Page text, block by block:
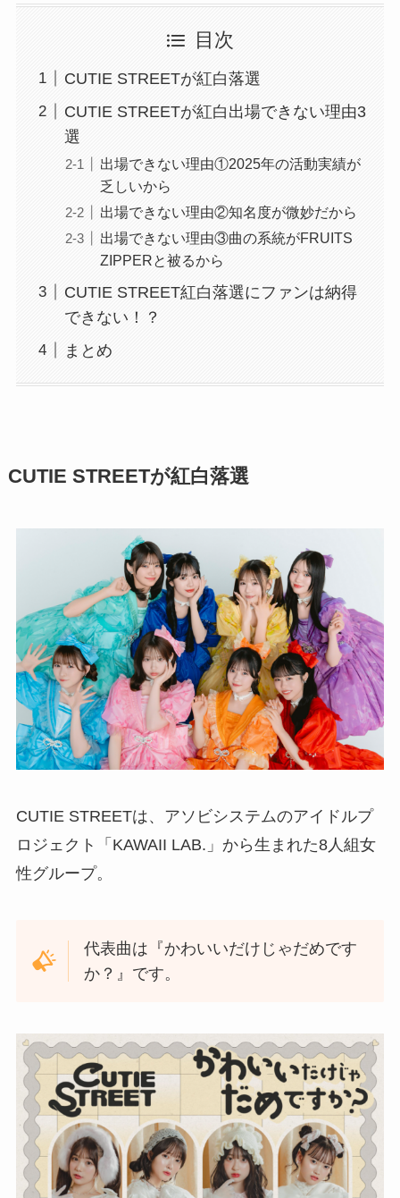
目次
CUTIE STREETが紅白落選
CUTIE STREETが紅白出場できない理由3
選
出場できない理由①2025年の活動実績が
乏しいから
出場できない理由②知名度が微妙だから
出場できない理由③曲の系統がFRUITS
ZIPPERと被るから
CUTIE STREET紅白落選にファンは納得
できない！？
まとめ
CUTIE STREETが紅白落選
CUTIE STREETは、アソビシステムのアイドルプ
ロジェクト「KAWAII LAB.」から生まれた8人組女
性グループ。
代表曲は『かわいいだけじゃだめです
か？』です。